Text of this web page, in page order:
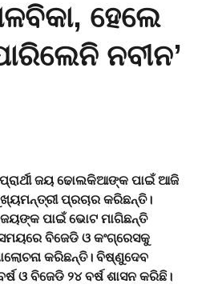
ହେଲେ
ନବୀନ’
ପ୍ରାର୍ଥୀ ଜୟ ଢୋଲକିଆଙ୍କ ପାଇଁ ଆଜି
ପ୍ରଚାର କରିଛନ୍ତି।
ପାଇଁ ଭୋଟ ମାଗିଛନ୍ତି
ବିଜେଡି ଓ କଂଗ୍ରେସକୁ
କରିଛନ୍ତି। ବିଷ୍ଣୁଦେବ
ଓ ବିଜେଡି ୨୪ ବର୍ଷ ଶାସନ କରିଛି।